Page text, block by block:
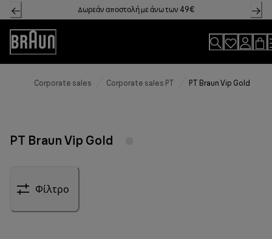
Skip
to
Content
Δωρεάν αποστολή με άνω των 49€
Accessibility
Statement
Corporate sales Corporate sales PT PT Braun Vip Gold
PT Braun Vip Gold
Φίλτρο